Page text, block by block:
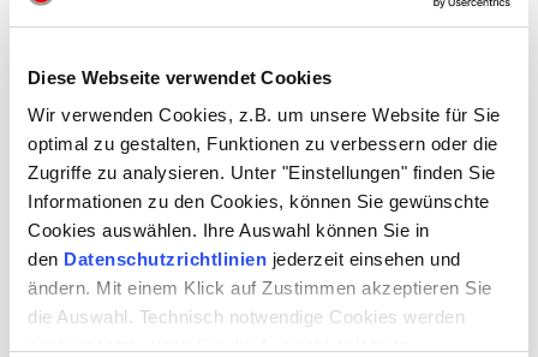
Diese Webseite verwendet Cookies
Wir verwenden Cookies, z.B. um unsere Website für Sie
optimal zu gestalten, Funktionen zu verbessern oder die
Zugriffe zu analysieren. Unter "Einstellungen" finden Sie
Informationen zu den Cookies, können Sie gewünschte
Cookies auswählen. Ihre Auswahl können Sie in
den Datenschutzrichtlinien jederzeit einsehen und
ändern. Mit einem Klick auf Zustimmen akzeptieren Sie
die Auswahl. Technisch notwendige Cookies werden
Bitte akzeptieren Sie alle Cookies, um dieses Video anzusehen.
DAUER
2 Stunden 50 Minuten | inkl. Pause
MUSIKALISCHE LEITUNG:CHIN-CHAO LIN
REGIE:BRIGITTE FASSBAENDER
AUSSTATTUNG: DIETRICH VON GREBMER